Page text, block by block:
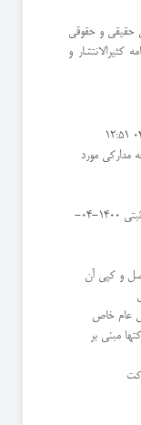
حقیقی و حقوقی
كثیرالانتشار و
مدارکی مورد
1400-04-
و كپی آن
عام خاص
مبنی بر